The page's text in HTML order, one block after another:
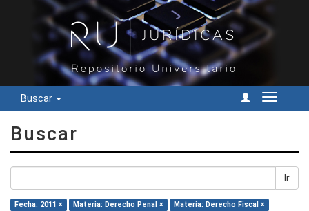
Buscar
Cambiar
Buscar
Ir
Fecha: 2011 × Materia: Derecho Penal ×
Materia: Derecho Fiscal ×